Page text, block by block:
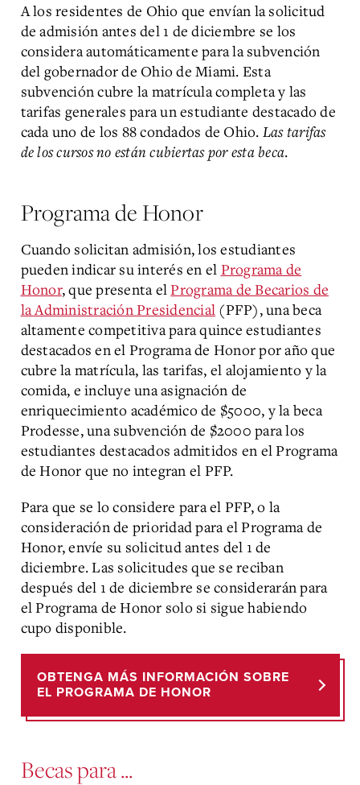
A los residentes de Ohio que envían la solicitud
de admisión antes del 1 de diciembre se los
considera automáticamente para la subvención
del gobernador de Ohio de Miami. Esta
subvención cubre la matrícula completa y las
tarifas generales para un estudiante destacado de
cada uno de los 88 condados de Ohio. Las tarifas
de los cursos no están cubiertas por esta beca.
Programa de Honor
Cuando solicitan admisión, los estudiantes
pueden indicar su interés en el Programa de
Honor, que presenta elPrograma de Becarios de
la Administración Presidencial (PFP), una beca
altamente competitiva para quince estudiantes
destacados en el Programa de Honor por año que
cubre la matrícula, las tarifas, el alojamiento y la
comida, e incluye una asignación de
enriquecimiento académico de $5000, y la beca
Prodesse, una subvención de $2000 para los
estudiantes destacados admitidos en el Programa
de Honor que no integran el PFP.
Para que se lo considere para el PFP, o la
consideración de prioridad para el Programa de
Honor, envíe su solicitud antes del 1 de
diciembre. Las solicitudes que se reciban
después del 1 de diciembre se considerarán para
el Programa de Honor solo si sigue habiendo
cupo disponible.
OBTENGA MÁS INFORMACIÓN SOBRE
EL PROGRAMA DE HONOR
Becas para ...